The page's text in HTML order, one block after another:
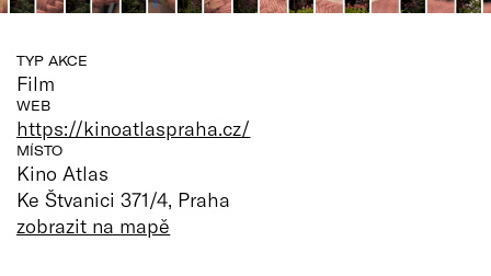
TYP AKCE
Film
WEB
https://kinoatlaspraha.cz/
MÍSTO
Kino Atlas
Ke Štvanici 371/4, Praha
zobrazit na mapě